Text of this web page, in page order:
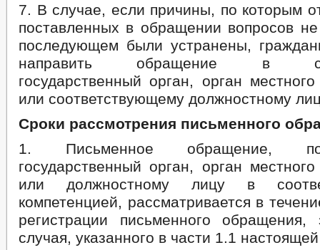
7. В случае, если причины, по которым
поставленных в обращении вопросов
последующем были устранены,
направить обращение в
государственный орган, орган
или соответствующему должностному
Сроки рассмотрения письменного
1. Письменное обращение,
государственный орган, орган
или должностному лицу в
компетенцией, рассматривается в
регистрации письменного обращения,
случая, указанного в части 1.1